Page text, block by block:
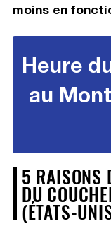
moins en
Heure
au
5 RAISONS
DU
(ÉTATS-